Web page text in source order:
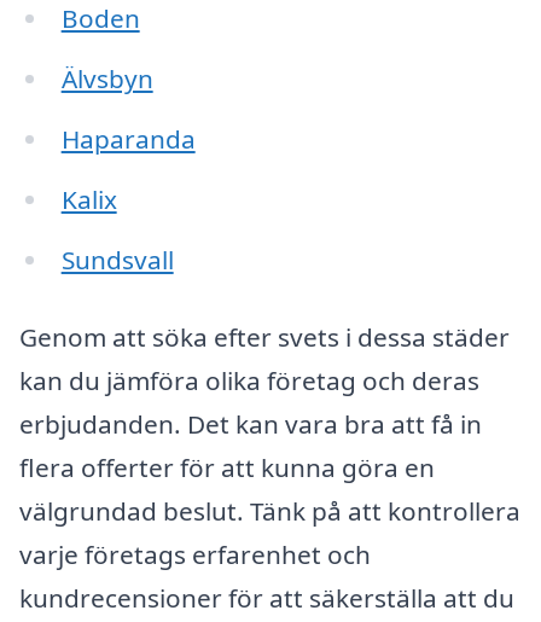
Boden
Älvsbyn
Haparanda
Kalix
Sundsvall
Genom att söka efter svets i dessa städer
kan du jämföra olika företag och deras
erbjudanden. Det kan vara bra att få in
flera offerter för att kunna göra en
välgrundad beslut. Tänk på att kontrollera
varje företags erfarenhet och
kundrecensioner för att säkerställa att du